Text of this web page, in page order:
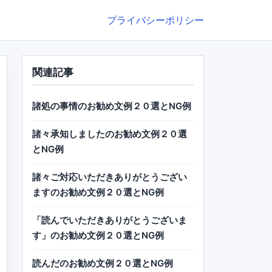
プライバシーポリシー
関連記事
諸処の事情のお勧め文例２０選とNG例
諸々承知しましたのお勧め文例２０選
とNG例
諸々ご対応いただきありがとうござい
ますのお勧め文例２０選とNG例
「読んでいただきありがとうございま
す」のお勧め文例２０選とNG例
読んだのお勧め文例２０選とNG例